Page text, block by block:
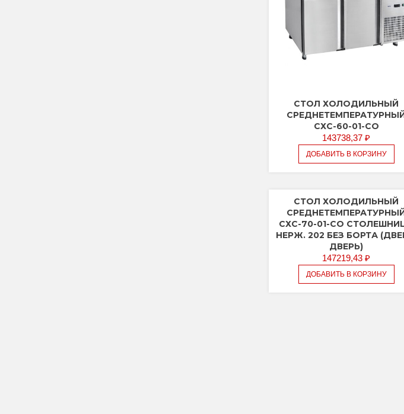
СТОЛ ХОЛОДИЛЬНЫЙ
СХС-60-01-СО
143738,37₽
ДОБАВИТЬ В КОРЗИНУ
СТОЛ ХОЛОДИЛЬНЫЙ
СХС-70-01-СО
НЕРЖ. 202 БЕЗ БОРТА
ДВЕРЬ)
147219,43₽
ДОБАВИТЬ В КОРЗИНУ